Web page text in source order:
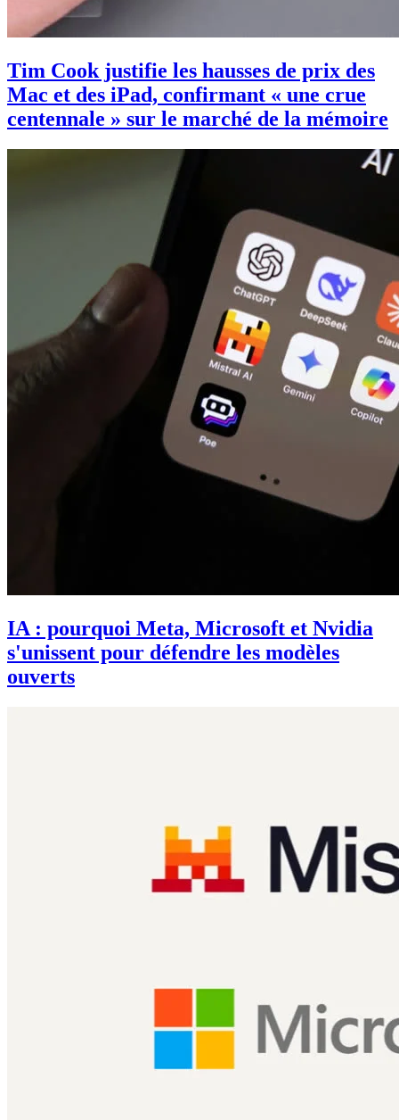
Tim Cook justifie les hausses de prix des
Mac et des iPad, confirmant « une crue
centennale » sur le marché de la mémoire
IA : pourquoi Meta, Microsoft et Nvidia
s'unissent pour défendre les modèles
ouverts